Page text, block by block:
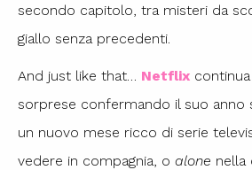
secondo capitolo, tra misteri da
giallo senza precedenti.
And just like that… Netflix
sorprese confermando il suo anno
un nuovo mese ricco di serie
vedere in compagnia, o alone nella